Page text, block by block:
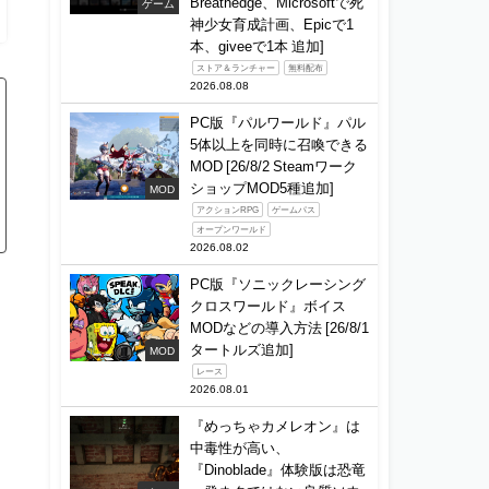
ゲーム
神少女育成計画、Epicで1
本、giveeで1本 追加]
ストア＆ランチャー 無料配布
2026.08.08
MOD
PC版『パルワールド』パル
5体以上を同時に召喚できる
MOD [26/8/2 Steamワーク
ショップMOD5種追加]
アクションRPG ゲームパス
オープンワールド
2026.08.02
MOD
PC版『ソニックレーシング
クロスワールド』ボイス
MODなどの導入方法 [26/8/1
タートルズ追加]
レース
2026.08.01
『めっちゃカメレオン』は
中毒性が高い、
『Dinoblade』体験版は恐竜